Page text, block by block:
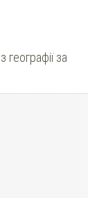
географії за